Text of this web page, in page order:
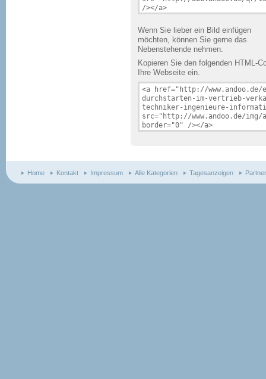
Wenn Sie lieber ein Bild einfügen
möchten, können Sie gerne das
Nebenstehende nehmen.
Kopieren Sie den folgenden HTML-
Ihre Webseite ein.
Home Kontakt Impressum Alle Kategorien Tagesanzeigen Partner